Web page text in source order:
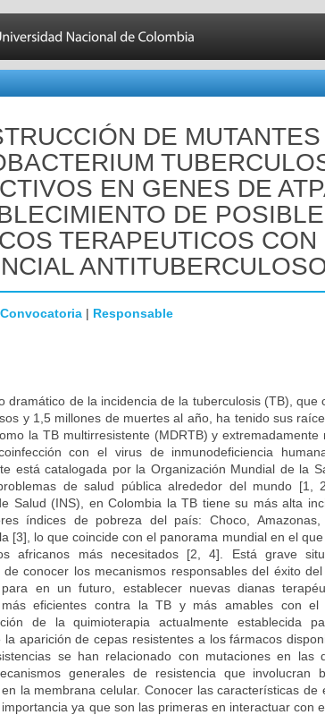
DE
EN GENES DE
DE
TERAPEUTICOS CON
Convocatoria | Responsable
dramático de la incidencia de la tuberculosis (TB), que
y 1,5 millones de muertes al año, ha tenido sus
la TB multirresistente (MDRTB) y
con el virus de inmunodeficiencia
está catalogada por la Organización Mundial de la
de salud pública alrededor del mundo [1,
Salud (INS), en Colombia la TB tiene su más alta
índices de pobreza del país: Choco,
[3], lo que coincide con el panorama mundial en el
africanos más necesitados [2, 4]. Está grave
de conocer los mecanismos responsables del éxito
para en un futuro, establecer nuevas dianas
eficientes contra la TB y más amables con el
de la quimioterapia actualmente establecida
la aparición de cepas resistentes a los fármacos
se han relacionado con mutaciones en las
generales de resistencia que involucran
la membrana celular. Conocer las características
ya que son las primeras en interactuar con